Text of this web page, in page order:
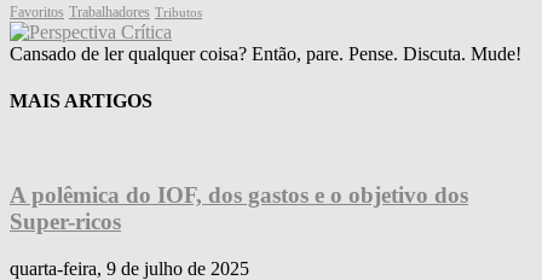
Favoritos Trabalhadores Tributos
Cansado de ler qualquer coisa? Então, pare. Pense. Discuta. Mude!
MAIS ARTIGOS
A polêmica do IOF, dos gastos e o objetivo dos
Super-ricos
quarta-feira, 9 de julho de 2025